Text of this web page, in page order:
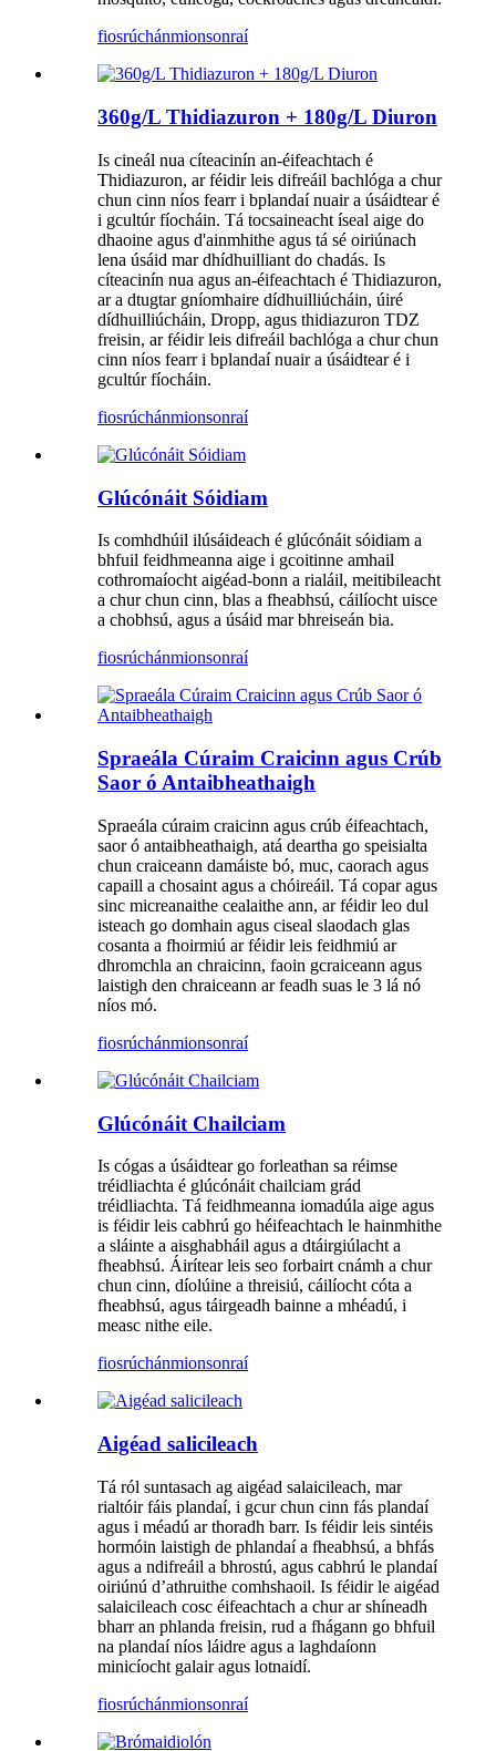
fiosrúchánmionsonraí
360g/L Thidiazuron + 180g/L Diuron
Is cineál nua cíteacinín an-éifeachtach é
Thidiazuron, ar féidir leis difreáil bachlóga a chur
chun cinn níos fearr i bplandaí nuair a úsáidtear é
i gcultúr fíocháin. Tá tocsaineacht íseal aige do
dhaoine agus d'ainmhithe agus tá sé oiriúnach
lena úsáid mar dhídhuilliant do chadás. Is
cíteacinín nua agus an-éifeachtach é Thidiazuron,
ar a dtugtar gníomhaire dídhuilliúcháin, úiré
dídhuilliúcháin, Dropp, agus thidiazuron TDZ
freisin, ar féidir leis difreáil bachlóga a chur chun
cinn níos fearr i bplandaí nuair a úsáidtear é i
gcultúr fíocháin.
fiosrúchánmionsonraí
Glúcónáit Sóidiam
Is comhdhúil ilúsáideach é glúcónáit sóidiam a
bhfuil feidhmeanna aige i gcoitinne amhail
cothromaíocht aigéad-bonn a rialáil, meitibileacht
a chur chun cinn, blas a fheabhsú, cáilíocht uisce
a chobhsú, agus a úsáid mar bhreiseán bia.
fiosrúchánmionsonraí
Spraeála Cúraim Craicinn agus Crúb
Saor ó Antaibheathaigh
Spraeála cúraim craicinn agus crúb éifeachtach,
saor ó antaibheathaigh, atá deartha go speisialta
chun craiceann damáiste bó, muc, caorach agus
capaill a chosaint agus a chóireáil. Tá copar agus
sinc micreanaithe cealaithe ann, ar féidir leo dul
isteach go domhain agus ciseal slaodach glas
cosanta a fhoirmiú ar féidir leis feidhmiú ar
dhromchla an chraicinn, faoin gcraiceann agus
laistigh den chraiceann ar feadh suas le 3 lá nó
níos mó.
fiosrúchánmionsonraí
Glúcónáit Chailciam
Is cógas a úsáidtear go forleathan sa réimse
tréidliachta é glúcónáit chailciam grád
tréidliachta. Tá feidhmeanna iomadúla aige agus
is féidir leis cabhrú go héifeachtach le hainmhithe
a sláinte a aisghabháil agus a dtáirgiúlacht a
fheabhsú. Áirítear leis seo forbairt cnámh a chur
chun cinn, díolúine a threisiú, cáilíocht cóta a
fheabhsú, agus táirgeadh bainne a mhéadú, i
measc nithe eile.
fiosrúchánmionsonraí
Aigéad salicileach
Tá ról suntasach ag aigéad salaicileach, mar
rialtóir fáis plandaí, i gcur chun cinn fás plandaí
agus i méadú ar thoradh barr. Is féidir leis sintéis
hormóin laistigh de phlandaí a fheabhsú, a bhfás
agus a ndifreáil a bhrostú, agus cabhrú le plandaí
oiriúnú d’athruithe comhshaoil. Is féidir le aigéad
salaicileach cosc ​​​​éifeachtach a chur ar shíneadh
bharr an phlanda freisin, rud a fhágann go bhfuil
na plandaí níos láidre agus a laghdaíonn
minicíocht galair agus lotnaidí.
fiosrúchánmionsonraí